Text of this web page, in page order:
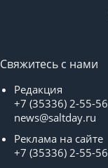
Свяжитесь с нами
Редакция
+7 (35336) 2-55-56
news@saltday.ru
Реклама на сайте
+7 (35336) 2-55-56